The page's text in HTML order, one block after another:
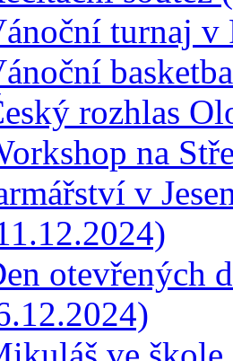
turnaj v
rozhlas
na
v
otevřených